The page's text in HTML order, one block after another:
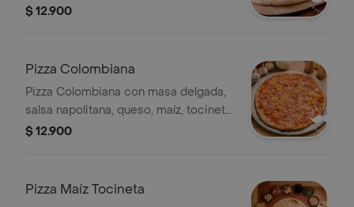
verdes, tomate, cebolla y pimentón.
$ 12.900
Pizza Colombiana
Pizza Colombiana con masa delgada,
salsa napolitana, queso, maíz, tocineta
y cebolla en cuadros.
$ 12.900
Pizza Maíz Tocineta